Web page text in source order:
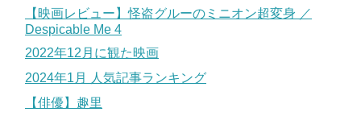
【映画レビュー】怪盗グルーのミニオン超変身 ／
Despicable Me 4
2022年12月に観た映画
2024年1月 人気記事ランキング
【俳優】趣里